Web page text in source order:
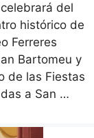
del
histórico de
Ferreres
Bartomeu y
de las Fiestas
a San …